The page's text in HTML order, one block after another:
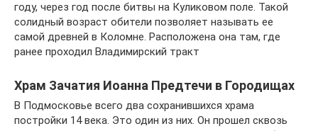
году, через год после битвы на Куликовом поле. Такой
солидный возраст обители позволяет называть ее
самой древней в Коломне. Расположена она там, где
ранее проходил Владимирский тракт
Храм Зачатия Иоанна Предтечи в Городищах
В Подмосковье всего два сохранившихся храма
постройки 14 века. Это один из них. Он прошел сквозь